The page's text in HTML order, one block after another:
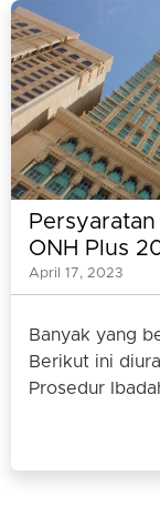
ONH Plus
April 17, 2023
Banyak yang
Berikut ini
Prosedur